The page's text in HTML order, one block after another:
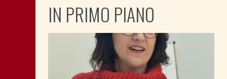
IN PRIMO PIANO